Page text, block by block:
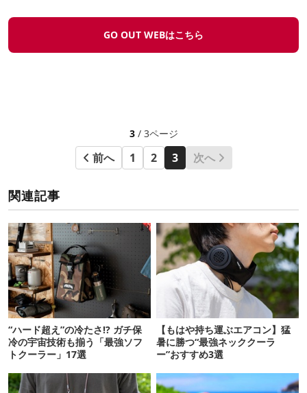
GO OUT WEBはこちら
3/ 3ページ
前へ 1 2 3 次へ
関連記事
“ハード超え”の冷たさ!? ガチ保
冷の宇宙技術も揃う「最強ソフ
トクーラー」17選
【もはや持ち運ぶエアコン】猛
暑に勝つ“最強ネッククーラ
ー”おすすめ3選